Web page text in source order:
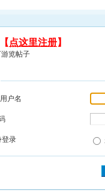
【 点这里注册】
览帖子
用户名
登录